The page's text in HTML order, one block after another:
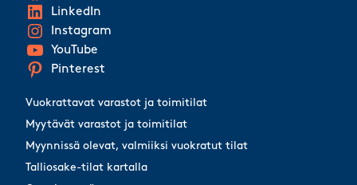
Vuokrattavat varastot ja toimitilat
Myytävät varastot ja toimitilat
Myynnissä olevat, valmiiksi vuokratut tilat
Talliosake-tilat kartalla
LinkedIn
Instagram
YouTube
Pinterest